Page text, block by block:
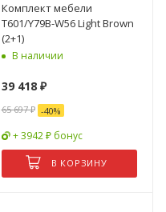
Комплект мебели
T601/Y79B-W56 Light Brown
(2+1)
В наличии
39 418₽
65 697₽ -40%
+ 3942 ₽ бонус
В КОРЗИНУ